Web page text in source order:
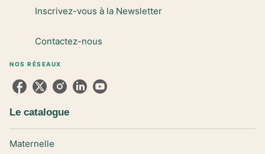
Inscrivez-vous à la Newsletter
Contactez-nous
NOS RÉSEAUX
Le catalogue
Maternelle